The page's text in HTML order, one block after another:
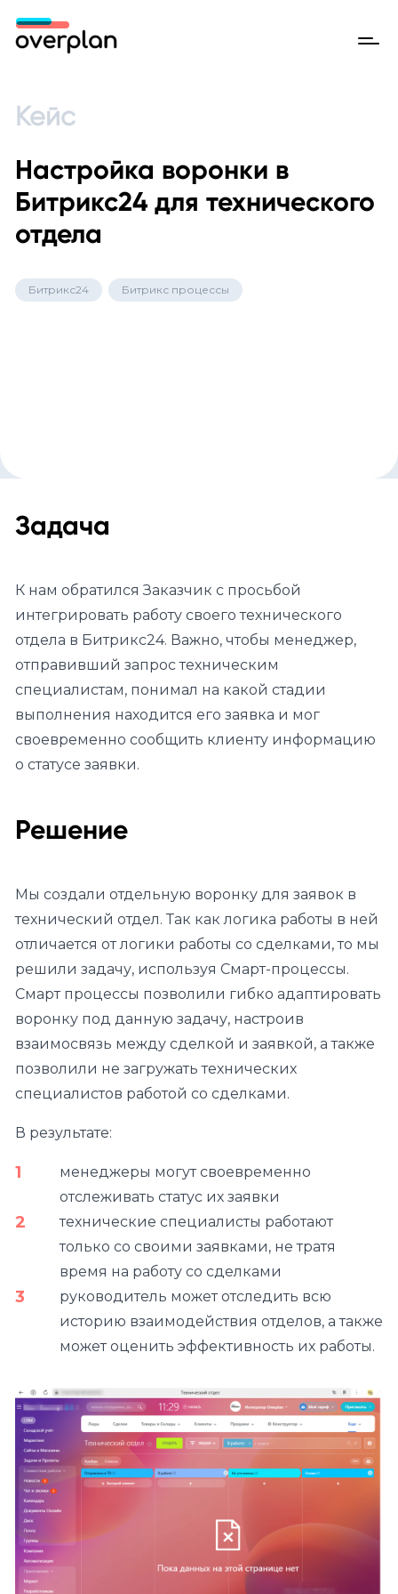
Кейс
Настройка воронки в
Битрикс24 для технического
отдела
Битрикс24 Битрикс процессы
Задача
К нам обратился Заказчик с просьбой
интегрировать работу своего технического
отдела в Битрикс24. Важно, чтобы менеджер,
отправивший запрос техническим
специалистам, понимал на какой стадии
выполнения находится его заявка и мог
своевременно сообщить клиенту информацию
о статусе заявки.
Решение
Мы создали отдельную воронку для заявок в
технический отдел. Так как логика работы в ней
отличается от логики работы со сделками, то мы
решили задачу, используя Смарт-процессы.
Смарт процессы позволили гибко адаптировать
воронку под данную задачу, настроив
взаимосвязь между сделкой и заявкой, а также
позволили не загружать технических
специалистов работой со сделками.
В результате:
менеджеры могут своевременно
отслеживать статус их заявки
технические специалисты работают
только со своими заявками, не тратя
время на работу со сделками
руководитель может отследить всю
историю взаимодействия отделов, а также
может оценить эффективность их работы.